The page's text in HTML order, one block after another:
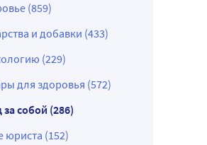
(859)
и добавки (433)
(229)
для здоровья (572)
собой (286)
юриста (152)